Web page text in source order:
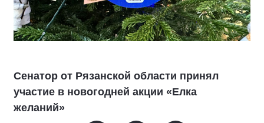
Сенатор от Рязанской области принял
участие в новогодней акции «Елка
желаний»